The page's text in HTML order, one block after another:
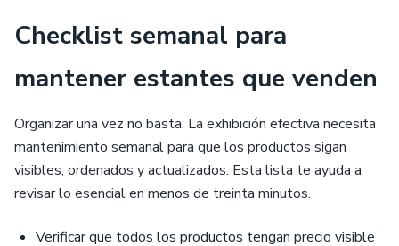
Checklist semanal para
mantener estantes que venden
Organizar una vez no basta. La exhibición efectiva necesita
mantenimiento semanal para que los productos sigan
visibles, ordenados y actualizados. Esta lista te ayuda a
revisar lo esencial en menos de treinta minutos.
Verificar que todos los productos tengan precio visible